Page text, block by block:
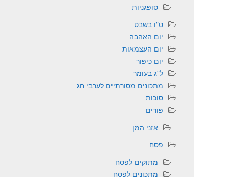
סופגניות
ט"ו בשבט
יום האהבה
יום העצמאות
יום כיפור
ל"ג בעומר
מתכונים מסורתיים לערבי חג
סוכות
פורים
אזני המן
פסח
מתוקים לפסח
מתכונים לפסח